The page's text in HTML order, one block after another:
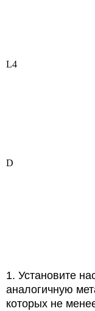
L4
D
1. Установите
аналогичную
которых не